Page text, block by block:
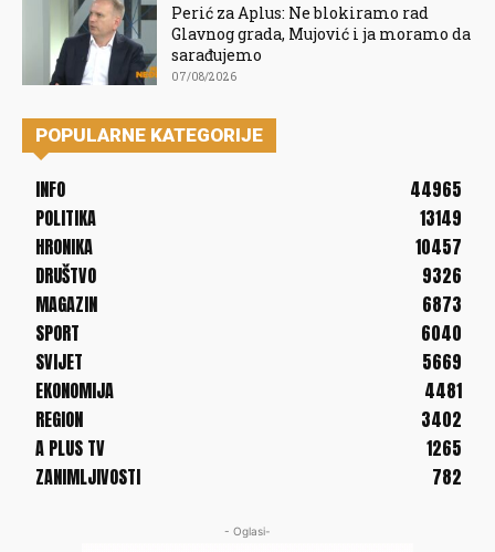
Perić za Aplus: Ne blokiramo rad
Glavnog grada, Mujović i ja moramo da
sarađujemo
07/08/2026
POPULARNE KATEGORIJE
INFO
44965
POLITIKA
13149
HRONIKA
10457
DRUŠTVO
9326
MAGAZIN
6873
SPORT
6040
SVIJET
5669
EKONOMIJA
4481
REGION
3402
A PLUS TV
1265
ZANIMLJIVOSTI
782
- Oglasi-